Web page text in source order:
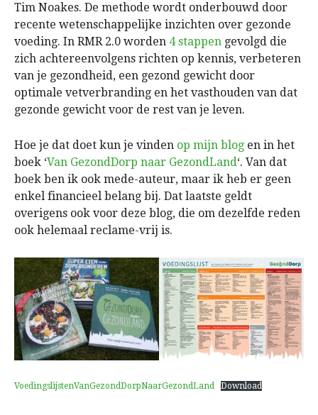
Tim Noakes. De methode wordt onderbouwd door
recente wetenschappelijke inzichten over gezonde
voeding. In RMR 2.0 worden 4 stappen gevolgd die
zich achtereenvolgens richten op kennis, verbeteren
van je gezondheid, een gezond gewicht door
optimale vetverbranding en het vasthouden van dat
gezonde gewicht voor de rest van je leven.
Hoe je dat doet kun je vinden op mijn blog en in het
boek ‘Van GezondDorp naar GezondLand‘. Van dat
boek ben ik ook mede-auteur, maar ik heb er geen
enkel financieel belang bij. Dat laatste geldt
overigens ook voor deze blog, die om dezelfde reden
ook helemaal reclame-vrij is.
VoedingslijstenVanGezondDorpNaarGezondLand Download